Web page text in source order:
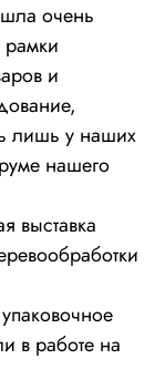
очень
и
лишь у наших
нашего
выставка
в работе на